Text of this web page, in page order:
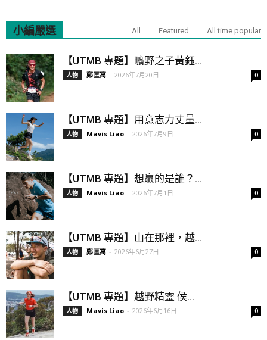
小編嚴選 All Featured All time popular
【UTMB 專題】曠野之子黃鈺...
人物 鄭匡寓 - 2026年7月20日 0
【UTMB 專題】用意志力丈量...
人物 Mavis Liao - 2026年7月9日 0
【UTMB 專題】想贏的是誰？...
人物 Mavis Liao - 2026年7月1日 0
【UTMB 專題】山在那裡，越...
人物 鄭匡寓 - 2026年6月27日 0
【UTMB 專題】越野精靈 侯...
人物 Mavis Liao - 2026年6月16日 0